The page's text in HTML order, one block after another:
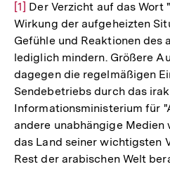
[1] Der Verzicht auf das Wort
Wirkung der aufgeheizten
Gefühle und Reaktionen des
lediglich mindern. Größere
dagegen die regelmäßigen
Sendebetriebs durch das
Informationsministerium für
andere unabhängige
das Land seiner wichtigsten
Rest der arabischen Welt